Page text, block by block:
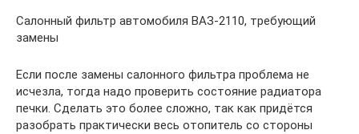
Салонный фильтр автомобиля ВАЗ-2110, требующий
замены
Если после замены салонного фильтра проблема не
исчезла, тогда надо проверить состояние радиатора
печки. Сделать это более сложно, так как придётся
разобрать практически весь отопитель со стороны